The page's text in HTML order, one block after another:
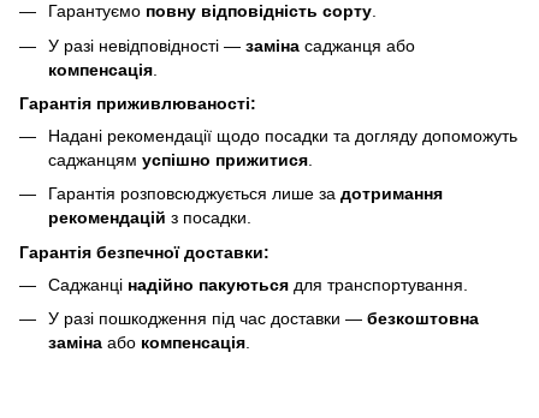
Гарантуємо повну відповідність сорту
У разі невідповідності — заміна саджанця або
компенсація
Гарантія приживлюваності:
Надані рекомендації щодо посадки та догляду допоможуть
саджанцям успішно прижитися
Гарантія розповсюджується лише за дотримання
рекомендацій з посадки.
Гарантія безпечної доставки:
Саджанці надійно пакуються для транспортування.
У разі пошкодження під час доставки — безкоштовна
заміна або компенсація